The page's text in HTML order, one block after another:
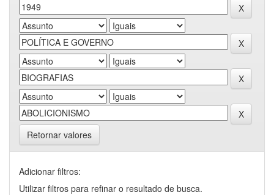
Retornar valores
Adicionar filtros:
Utilizar filtros para refinar o resultado de busca.